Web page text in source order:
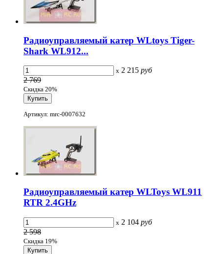
Радиоуправляемый катер WLtoys Tiger-
Shark WL912...
x 2 215 руб
2 769
Скидка 20%
Артикул: mrc-0007632
Радиоуправляемый катер WLToys WL911
RTR 2.4GHz
x 2 104 руб
2 598
Скидка 19%